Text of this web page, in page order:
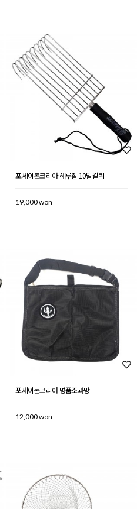
포세이돈코리아 해루질 10발갈퀴
19,000 won
포세이돈코리아 명품조과망
12,000 won